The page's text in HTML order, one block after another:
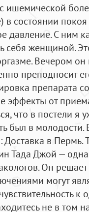
ишемической
состоянии
давление. С ним
себя женщиной.
Вечером
преподносит
препарата
от
что в постели я
был в молодости.
в Пермь.
Тада Джой —
Он
могут
не в том